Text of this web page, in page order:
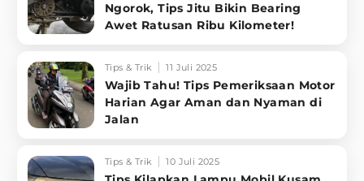
Ngorok, Tips Jitu Bikin Bearing
Awet Ratusan Ribu Kilometer!
Tips & Trik 11 Juli 2025
Wajib Tahu! Tips Pemeriksaan Motor
Harian Agar Aman dan Nyaman di
Jalan
Tips & Trik 10 Juli 2025